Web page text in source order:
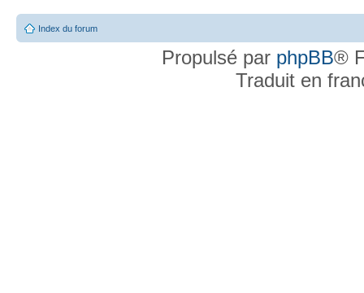
Index du forum
Propulsé par phpBB®
Traduit en